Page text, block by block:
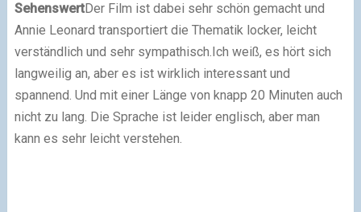
SehenswertDer Film ist dabei sehr schön gemacht und
Annie Leonard transportiert die Thematik locker, leicht
verständlich und sehr sympathisch.Ich weiß, es hört sich
langweilig an, aber es ist wirklich interessant und
spannend. Und mit einer Länge von knapp 20 Minuten auch
nicht zu lang. Die Sprache ist leider englisch, aber man
kann es sehr leicht verstehen.